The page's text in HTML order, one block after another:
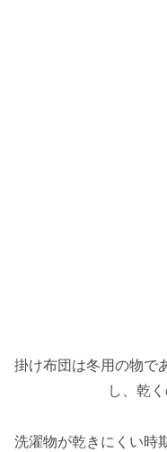
掛け布団は冬用の物で
し、乾
洗濯物が乾きにくい時